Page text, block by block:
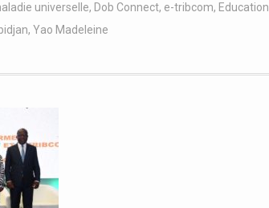
universelle, Dob Connect, e-tribcom, Education
, Yao Madeleine